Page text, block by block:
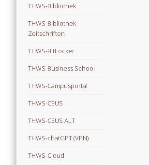
THWS-Bibliothek
THWS-Bibliothek
Zeitschriften
THWS-BitLocker
THWS-Business School
THWS-Campusportal
THWS-CEUS
THWS-CEUS ALT
THWS-chatGPT (VPN)
THWS-Cloud